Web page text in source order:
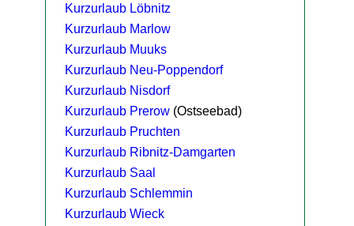
Kurzurlaub Löbnitz
Kurzurlaub Marlow
Kurzurlaub Muuks
Kurzurlaub Neu-Poppendorf
Kurzurlaub Nisdorf
Kurzurlaub Prerow (Ostseebad)
Kurzurlaub Pruchten
Kurzurlaub Ribnitz-Damgarten
Kurzurlaub Saal
Kurzurlaub Schlemmin
Kurzurlaub Wieck